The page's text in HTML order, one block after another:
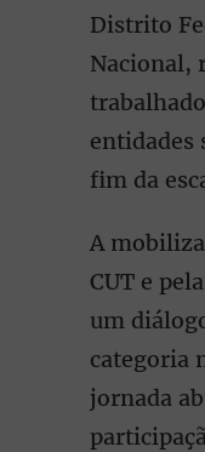
Distrito
Nacional,
entidades
fim da
A
CUT e
um
categoria
jornada